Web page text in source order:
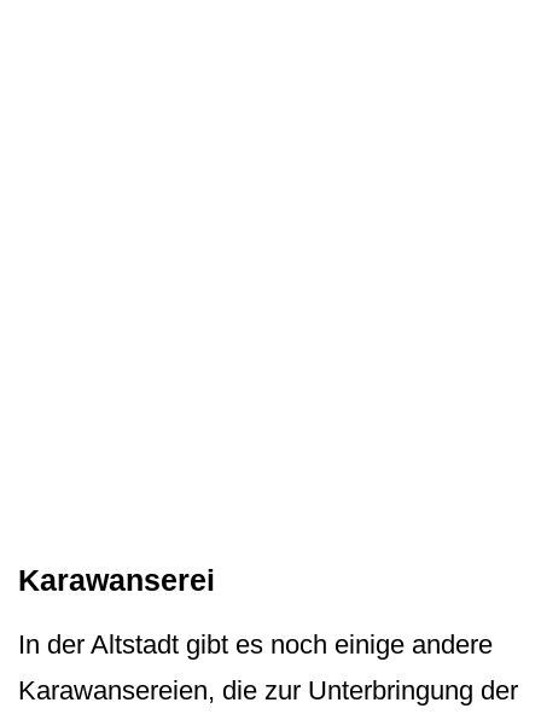
Karawanserei
In der Altstadt gibt es noch einige andere
Karawansereien, die zur Unterbringung der